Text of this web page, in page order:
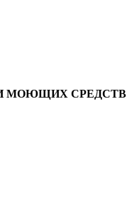
МОЮЩИХ СРЕДСТВ